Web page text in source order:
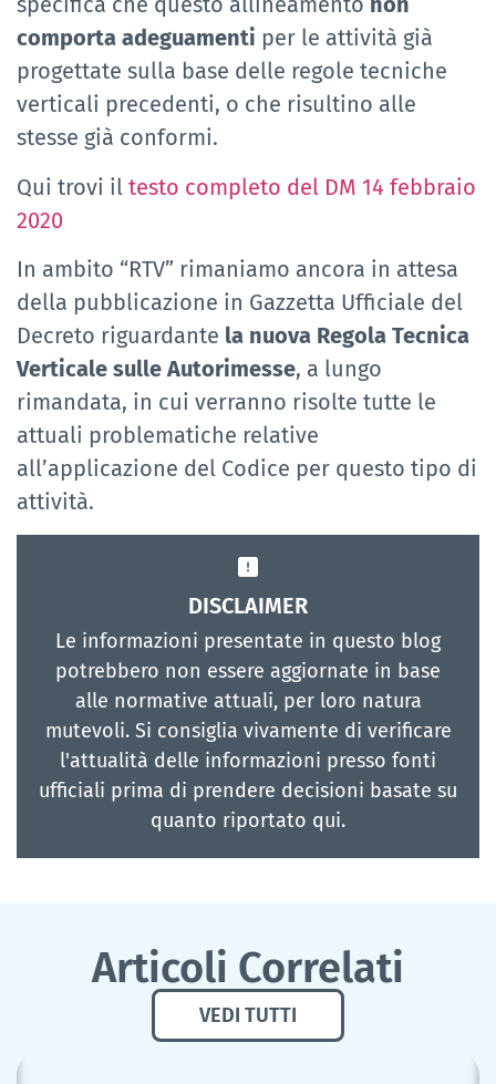
comporta adeguamenti per le attività già
progettate sulla base delle regole tecniche
verticali precedenti, o che risultino alle
stesse già conformi.
Qui trovi il testo completo del DM 14 febbraio
2020
In ambito “RTV” rimaniamo ancora in attesa
della pubblicazione in Gazzetta Ufficiale del
Decreto riguardante la nuova Regola Tecnica
Verticale sulle Autorimesse, a lungo
rimandata, in cui verranno risolte tutte le
attuali problematiche relative
all’applicazione del Codice per questo tipo di
attività.
DISCLAIMER
Le informazioni presentate in questo blog
potrebbero non essere aggiornate in base
alle normative attuali, per loro natura
mutevoli. Si consiglia vivamente di verificare
l'attualità delle informazioni presso fonti
ufficiali prima di prendere decisioni basate su
quanto riportato qui.
Articoli Correlati
VEDI TUTTI